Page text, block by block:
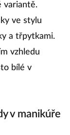
variantě.
ve stylu
a třpytkami.
vzhledu
bílé v
v manikúře